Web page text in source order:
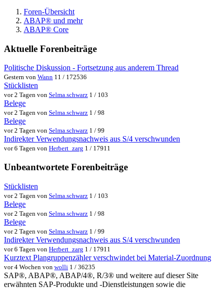
Foren-Übersicht
ABAP® und mehr
ABAP® Core
Aktuelle Forenbeiträge
Politische Diskussion - Fortsetzung aus anderem Thread
Gestern von Wann 11 / 172536
Stücklisten
vor 2 Tagen von Selma.schwarz 1 / 103
Belege
vor 2 Tagen von Selma.schwarz 1 / 98
Belege
vor 2 Tagen von Selma.schwarz 1 / 99
Indirekter Verwendungsnachweis aus S/4 verschwunden
vor 6 Tagen von Herbert_zarg 1 / 17911
Unbeantwortete Forenbeiträge
Stücklisten
vor 2 Tagen von Selma.schwarz 1 / 103
Belege
vor 2 Tagen von Selma.schwarz 1 / 98
Belege
vor 2 Tagen von Selma.schwarz 1 / 99
Indirekter Verwendungsnachweis aus S/4 verschwunden
vor 6 Tagen von Herbert_zarg 1 / 17911
Kurztext Plangruppenzähler verschwindet bei Material-Zuordnung
vor 4 Wochen von wolli 1 / 36235
SAP®, ABAP®, ABAP/4®, R/3® und weitere auf dieser Site
erwähnten SAP-Produkte und -Dienstleistungen sowie die